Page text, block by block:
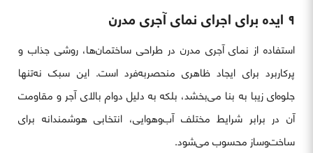
۹ ایده برای اجرای نمای آجری مدرن
استفاده از نمای آجری مدرن در طراحی ساختمان‌ها، روشی جذاب و
پرکاربرد برای ایجاد ظاهری منحصربه‌فرد است. این سبک نه‌تنها
جلوه‌ای زیبا به بنا می‌بخشد، بلکه به دلیل دوام بالای آجر و مقاومت
آن در برابر شرایط مختلف آب‌وهوایی، انتخابی هوشمندانه برای
ساخت‌وساز محسوب می‌شود.